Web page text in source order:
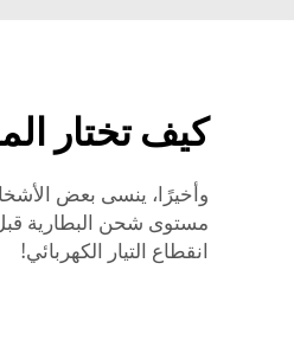
كيف تختار
وأخيرًا، ينسى بعض
مستوى شحن البطارية قبل
انقطاع التيار الكهربائي!